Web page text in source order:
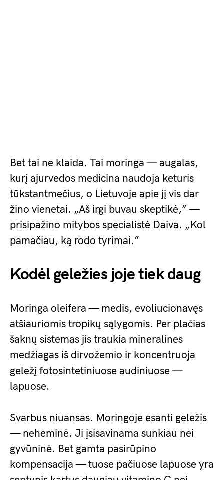
Bet tai ne klaida. Tai moringa — augalas,
kurį ajurvedos medicina naudoja keturis
tūkstantmečius, o Lietuvoje apie jį vis dar
žino vienetai. „Aš irgi buvau skeptikė,” —
prisipažino mitybos specialistė Daiva. „Kol
pamačiau, ką rodo tyrimai.”
Kodėl geležies joje tiek daug
Moringa oleifera — medis, evoliucionavęs
atšiauriomis tropikų sąlygomis. Per plačias
šaknų sistemas jis traukia mineralines
medžiagas iš dirvožemio ir koncentruoja
geležį fotosintetiniuose audiniuose —
lapuose.
Svarbus niuansas. Moringoje esanti geležis
— neheminė. Ji įsisavinama sunkiau nei
gyvūninė. Bet gamta pasirūpino
kompensacija — tuose pačiuose lapuose yra